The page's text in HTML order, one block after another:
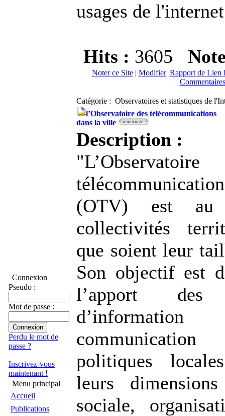
Connexion
Pseudo :
Mot de passe :
Perdu le mot de
passe ?
Inscrivez-vous
maintenant !
Menu principal
Accueil
Publications
usages de
Hits : 3605
Noter ce Site| Modifier|Rapport de Lien
Catégorie : Observatoires et statistiques de
l’Observatoire des télécommunications
dans la ville
Description :
(OTV) est au
collectivités
que soient leur
Son objectif est
l’apport des
politiques
leurs
sociale,